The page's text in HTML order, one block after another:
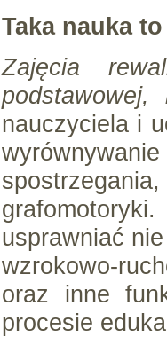
Taka nauka
Zajęcia
nauczyciela i
usprawniać
wzrokowo-
oraz inne
procesie